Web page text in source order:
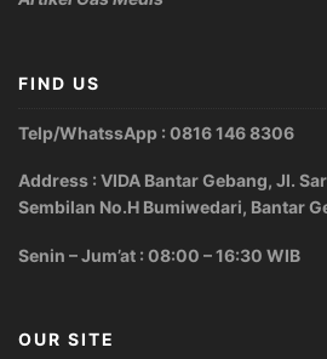
FIND US
Telp/WhatssApp : 0816 146 8306
Address : VIDA Bantar Gebang, Jl.
Sembilan No.H Bumiwedari, Bantar
Senin – Jum’at : 08:00 – 16:30 WIB
OUR SITE